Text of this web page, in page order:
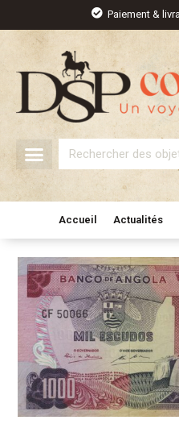
contenu
Paiement &
Rechercher
Accueil Actualités